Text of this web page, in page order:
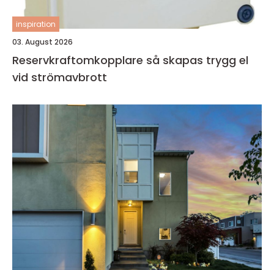
inspiration
03. August 2026
Reservkraftomkopplare så skapas trygg el
vid strömavbrott